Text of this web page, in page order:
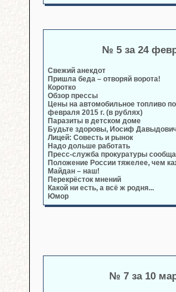
№ 5 за 24
Свежий анекдот
Пришла беда – отворяй ворота!
Коротко
Обзор прессы
Цены на автомобильное топливо
февраля 2015 г. (в рублях)
Паразиты в детском доме
Будьте здоровы, Иосиф
Лицей: Совесть и рынок
Надо дольше работать
Пресс-служба прокуратуры
Положение России тяжелее, чем
Майдан – наш!
Перекрёсток мнений
Какой ни есть, а всё ж родня...
Юмор
№ 7 за 10